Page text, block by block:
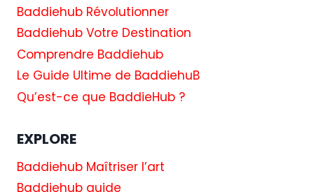
Baddiehub Révolutionner
Baddiehub Votre Destination
Comprendre Baddiehub
Le Guide Ultime de BaddiehuB
Qu’est-ce que BaddieHub ?
EXPLORE
Baddiehub Maîtriser l’art
Baddiehub guide